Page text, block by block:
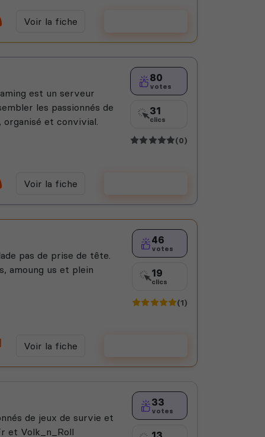
Voir la fiche
est un serveur
les passionnés de
organisé et convivial.
80
votes
31
clics
(0)
Voir la fiche
pas de prise de tête.
amoung us et plein
46
votes
19
clics
(1)
Voir la fiche
de jeux de survie et
et Volk_n_Roll
33
votes